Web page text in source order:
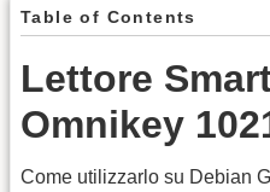
Table of Contents
Lettore
Omnikey
Come utilizzarlo su Debian